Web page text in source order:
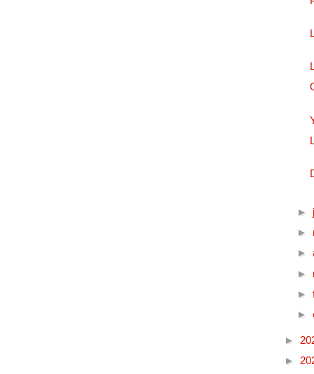
►
►
►
►
►
►
►
►